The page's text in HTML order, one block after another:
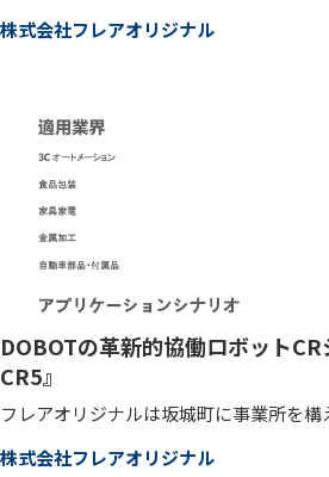
株式会社フレアオリジナル
DOBOTの革新的協働ロボット
CR5』
フレアオリジナルは坂城町に事業所を構
株式会社フレアオリジナル